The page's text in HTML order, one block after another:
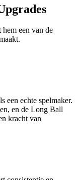
een van de
een echte spelmaker.
en de Long Ball
kracht van